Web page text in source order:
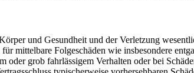
und Gesundheit und der Verletzung
mittelbare Folgeschäden wie insbesondere
oder grob fahrlässigem Verhalten oder bei